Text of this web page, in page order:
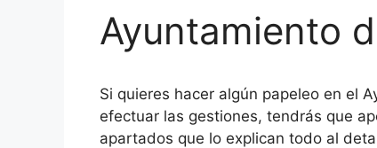
Ayuntamiento
Si quieres hacer algún papeleo en el
efectuar las gestiones, tendrás que
apartados que lo explican todo al